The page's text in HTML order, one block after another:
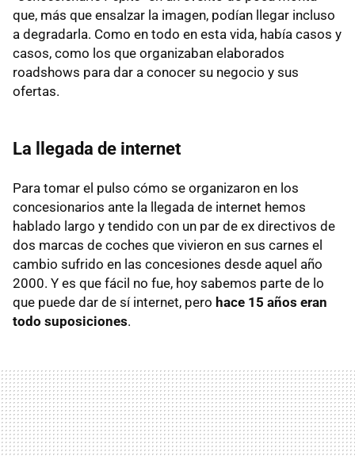
que, más que ensalzar la imagen, podían llegar incluso
a degradarla. Como en todo en esta vida, había casos y
casos, como los que organizaban elaborados
roadshows para dar a conocer su negocio y sus
ofertas.
La llegada de internet
Para tomar el pulso cómo se organizaron en los
concesionarios ante la llegada de internet hemos
hablado largo y tendido con un par de ex directivos de
dos marcas de coches que vivieron en sus carnes el
cambio sufrido en las concesiones desde aquel año
2000. Y es que fácil no fue, hoy sabemos parte de lo
que puede dar de sí internet, pero hace 15 años eran
todo suposiciones.